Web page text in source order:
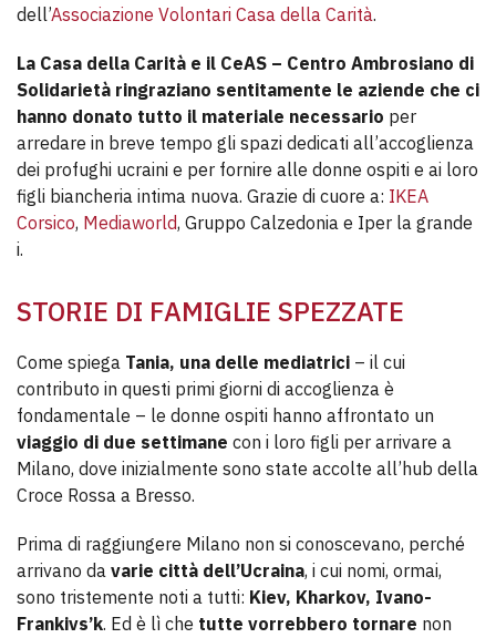
dell’Associazione Volontari Casa della Carità.
La Casa della Carità e il CeAS – Centro Ambrosiano di
Solidarietà ringraziano sentitamente le aziende che ci
hanno donato tutto il materiale necessario per
arredare in breve tempo gli spazi dedicati all’accoglienza
dei profughi ucraini e per fornire alle donne ospiti e ai loro
figli biancheria intima nuova. Grazie di cuore a: IKEA
Corsico, Mediaworld, Gruppo Calzedonia e Iper la grande
i.
STORIE DI FAMIGLIE SPEZZATE
Come spiega Tania, una delle mediatrici – il cui
contributo in questi primi giorni di accoglienza è
fondamentale – le donne ospiti hanno affrontato un
viaggio di due settimane con i loro figli per arrivare a
Milano, dove inizialmente sono state accolte all’hub della
Croce Rossa a Bresso.
Prima di raggiungere Milano non si conoscevano, perché
arrivano da varie città dell’Ucraina, i cui nomi, ormai,
sono tristemente noti a tutti: Kiev, Kharkov, Ivano-
Frankivs’k. Ed è lì che tutte vorrebbero tornare non